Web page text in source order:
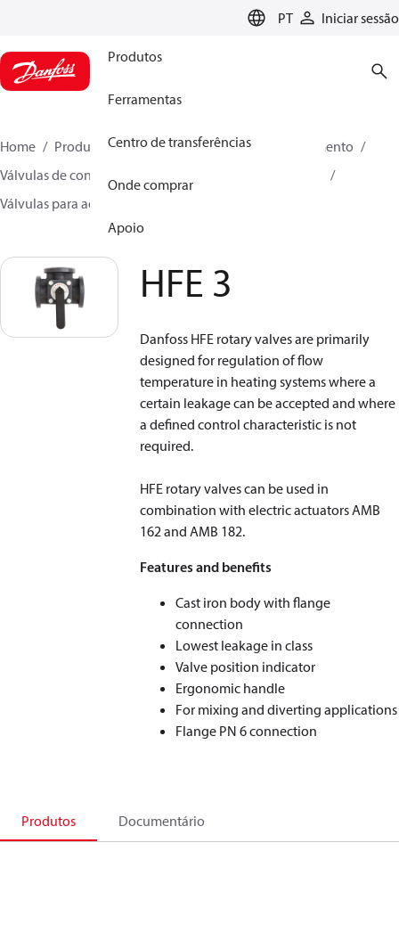
PT Iniciar sessão
Produtos
Ferramentas
Centro de transferências
Onde comprar
Apoio
Home Produtos
Soluções climáticas para aquecimento
Válvulas de controle motorizadas
Válvulas para aquecimento central
HFE 3
Danfoss HFE rotary valves are primarily
designed for regulation of flow
temperature in heating systems where a
certain leakage can be accepted and where
a defined control characteristic is not
required.
HFE rotary valves can be used in
combination with electric actuators AMB
162 and AMB 182.
Features and benefits
Cast iron body with flange
connection
Lowest leakage in class
Valve position indicator
Ergonomic handle
For mixing and diverting applications
Flange PN 6 connection
Produtos Documentário